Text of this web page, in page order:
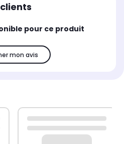
pour ce produit
mon avis